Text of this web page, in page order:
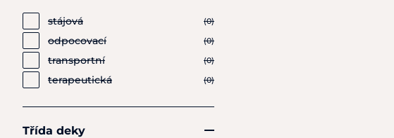
stájová (0)
odpocovací (0)
transportní (0)
terapeutická (0)
Třída deky